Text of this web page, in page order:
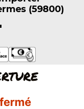
(59800)